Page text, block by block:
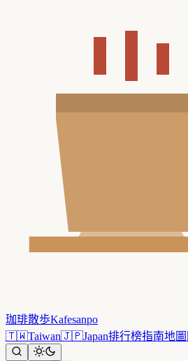
珈琲散歩Kafesanpo
🇹🇼Taiwan🇯🇵Japan排行榜指南地圖